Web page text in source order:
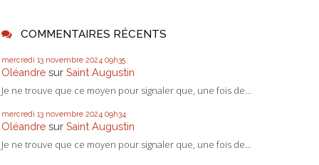
COMMENTAIRES RÉCENTS
mercredi 13 novembre 2024 09h35
Oléandre sur Saint Augustin
Je ne trouve que ce moyen pour signaler que, une fois de...
mercredi 13 novembre 2024 09h34
Oléandre sur Saint Augustin
Je ne trouve que ce moyen pour signaler que, une fois de...